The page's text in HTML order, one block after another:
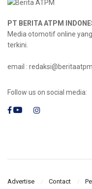
PT BERITA ATPM
Media otomotif online
terkini.
email :
Follow us on social media:
Advertise Contact